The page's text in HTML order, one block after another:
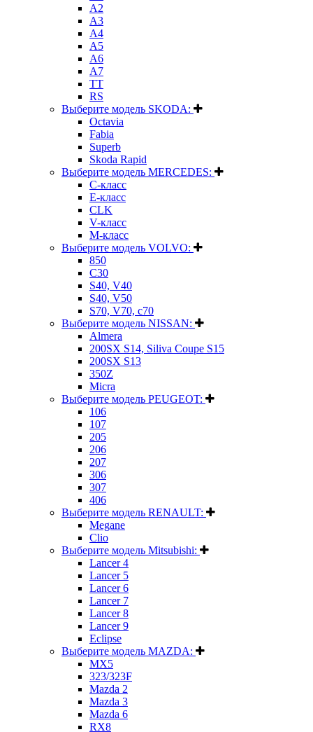
A2
A3
A4
A5
A6
A7
TT
RS
Выберите модель SKODA:
Octavia
Fabia
Superb
Skoda Rapid
Выберите модель MERCEDES:
C-класс
E-класс
CLK
V-класс
M-класс
Выберите модель VOLVO:
850
C30
S40, V40
S40, V50
S70, V70, c70
Выберите модель NISSAN:
Almera
200SX S14, Siliva Coupe S15
200SX S13
350Z
Micra
Выберите модель PEUGEOT:
106
107
205
206
207
306
307
406
Выберите модель RENAULT:
Megane
Clio
Выберите модель Mitsubishi:
Lancer 4
Lancer 5
Lancer 6
Lancer 7
Lancer 8
Lancer 9
Eclipse
Выберите модель MAZDA:
MX5
323/323F
Mazda 2
Mazda 3
Mazda 6
RX8